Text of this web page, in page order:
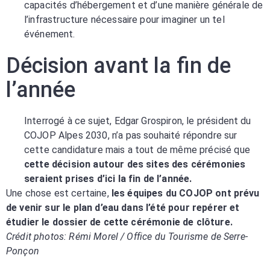
capacités d’hébergement et d’une manière générale de
l’infrastructure nécessaire pour imaginer un tel
événement.
Décision avant la fin de
l’année
Interrogé à ce sujet, Edgar Grospiron, le président du
COJOP Alpes 2030, n’a pas souhaité répondre sur
cette candidature mais a tout de même précisé que
cette décision autour des sites des cérémonies
seraient prises d’ici la fin de l’année.
Une chose est certaine, les équipes du COJOP ont prévu
de venir sur le plan d’eau dans l’été pour repérer et
étudier le dossier de cette cérémonie de clôture.
Crédit photos: Rémi Morel / Office du Tourisme de Serre-
Ponçon